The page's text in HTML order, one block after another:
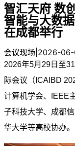
智汇天府 数
智能与大数
在成都举行
会议现场 2026-06-
2026年5月29日至
际会议（ICAIBD
计算机学会、IEEE
子科技大学、成都
华大学等高校协办。